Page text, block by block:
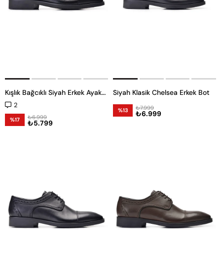
Kışlık Bağcıklı Siyah Erkek Ayakkabı-11998
2
%17 ₺5.799
₺6.999
Siyah Klasik Chelsea Erkek Bot
%13 ₺6.999
₺7.999